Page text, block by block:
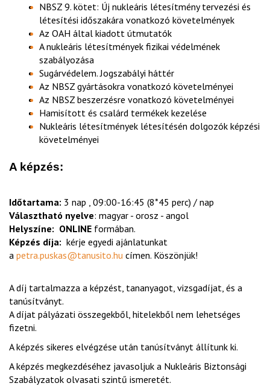
NBSZ 9. kötet: Új nukleáris létesítmény tervezési és
létesítési időszakára vonatkozó követelmények
Az OAH által kiadott útmutatók
A nukleáris létesítmények fizikai védelmének
szabályozása
Sugárvédelem. Jogszabályi háttér
Az NBSZ gyártásokra vonatkozó követelményei
Az NBSZ beszerzésre vonatkozó követelményei
Hamisított és csalárd termékek kezelése
Nukleáris létesítmények létesítésén dolgozók képzési
követelményei
A képzés:
Időtartama: 3 nap , 09:00-16:45 (8*45 perc) / nap
Választható nyelve: magyar - orosz - angol
Helyszíne: ONLINE formában.
Képzés díja: kérje egyedi ajánlatunkat
a petra.puskas@tanusito.hu címen. Köszönjük!
A díj tartalmazza a képzést, tananyagot, vizsgadíjat, és a
tanúsítványt.
A díjat pályázati összegekből, hitelekből nem lehetséges
fizetni.
A képzés sikeres elvégzése után tanúsítványt állítunk ki.
A képzés megkezdéséhez javasoljuk a Nukleáris Biztonsági
Szabályzatok olvasati szintű ismeretét.